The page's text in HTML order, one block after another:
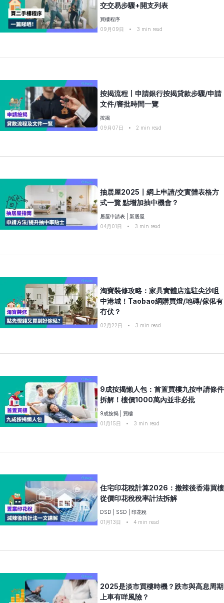
交交易步驟+開支列表
買樓程序
09月09日
• 3 min read
按揭流程〡申請銀行按揭貸款步驟/申請
文件/審批時間一覽
按揭
09月07日
• 2 min read
抽居屋2025〡網上申請/交實體表格方
式一覽 點增加抽中機會？
居屋申請表
新居屋
04月01日
• 3 min read
淘寶裝修攻略：家具實體店進駐尖沙咀
中港城！Taobao網購買燈/地磚/傢俬有
冇伏？
02月22日 • 3 min read
9成按揭懶人包：首置買樓九按申請條件
拆解！樓價1000萬內並非必批
9成按揭
買樓
01月15日
• 3 min read
住宅印花稅計算2026：撤辣後香港買樓
從價印花稅稅率計法拆解
DSD SSD
印花稅
01月13日
• 4 min read
2025是淡市買樓時機？跌市與高息周期
上車有咩風險？